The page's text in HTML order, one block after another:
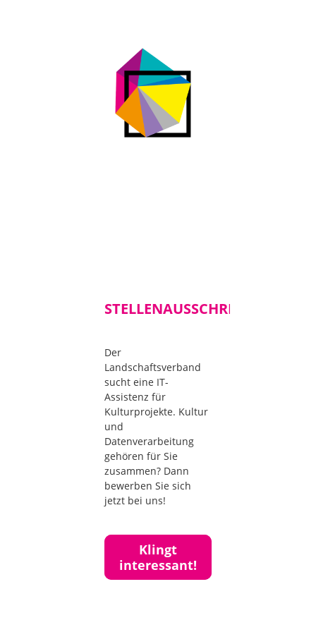
STELLENAUSSCHREIBUNG
Der
Landschaftsverband
sucht eine IT-
Assistenz für
Kulturprojekte. Kultur
und
Datenverarbeitung
gehören für Sie
zusammen? Dann
bewerben Sie sich
jetzt bei uns!
Klingt
interessant!